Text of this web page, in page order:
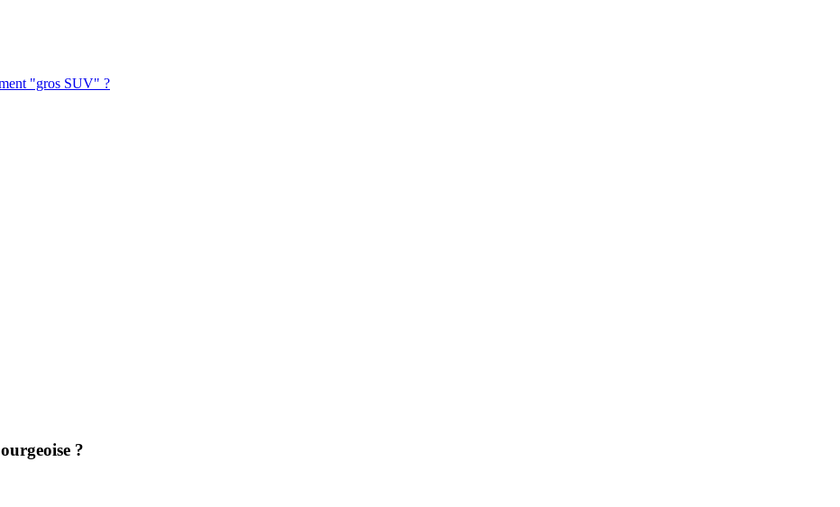
"gros SUV" ?
?